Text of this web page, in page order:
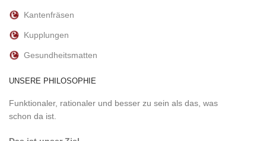
Kantenfräsen
Kupplungen
Gesundheitsmatten
UNSERE PHILOSOPHIE
Funktionaler, rationaler und besser zu sein als das, was
schon da ist.